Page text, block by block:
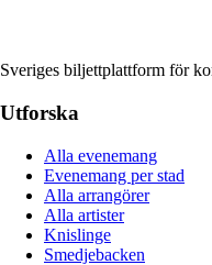
Sveriges biljettplattform för
Utforska
Alla evenemang
Evenemang per stad
Alla arrangörer
Alla artister
Knislinge
Smedjebacken